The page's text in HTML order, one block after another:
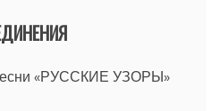
«РУССКИЕ УЗОРЫ»